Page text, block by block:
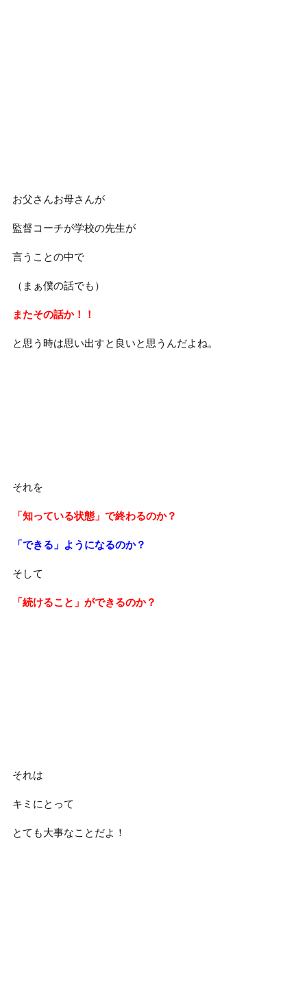
お父さんお母さんが
監督コーチが学校の先生が
言うことの中で
（まぁ僕の話でも）
またその話か！！
と思う時は思い出すと良いと思うんだよね。
それを
「知っている状態」で終わるのか？
「できる」ようになるのか？
そして
「続けること」ができるのか？
それは
キミにとって
とても大事なことだよ！